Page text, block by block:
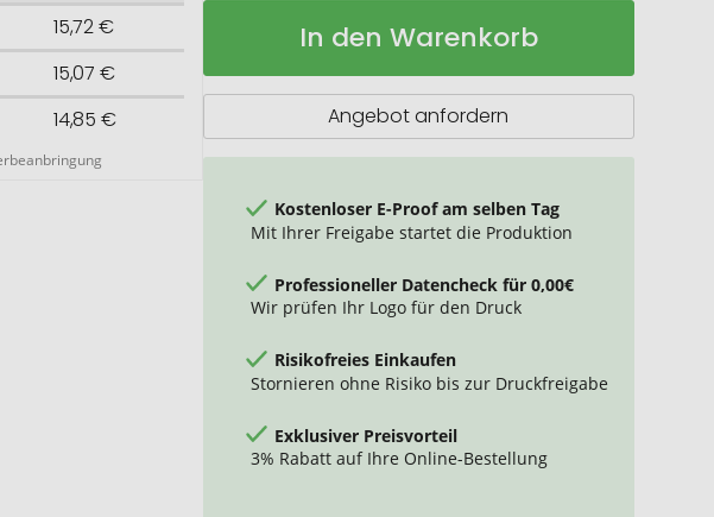
15,72 €
15,07 €
14,85 €
Notizbuch
Auf
In den Warenkorb
Angebot anfordern
Kostenloser E-Proof am selben Tag
Mit Ihrer Freigabe startet die Produktion
Professioneller Datencheck für 0,00€
Wir prüfen Ihr Logo für den Druck
Risikofreies Einkaufen
Stornieren ohne Risiko bis zur Druckfreigabe
Exklusiver Preisvorteil
3% Rabatt auf Ihre Online-Bestellung